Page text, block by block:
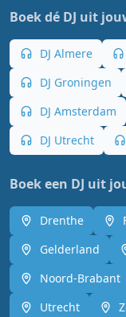
Boek dé DJ uit
DJ Almere
DJ Groningen
DJ Amsterdam
DJ Utrecht
Boek een DJ uit
Drenthe
Gelderland
Noord-Brabant
Utrecht